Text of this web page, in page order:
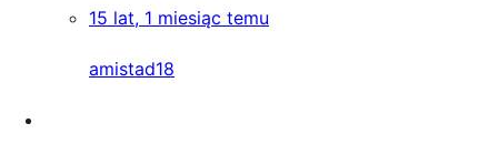
15 lat, 1 miesiąc temu
amistad18